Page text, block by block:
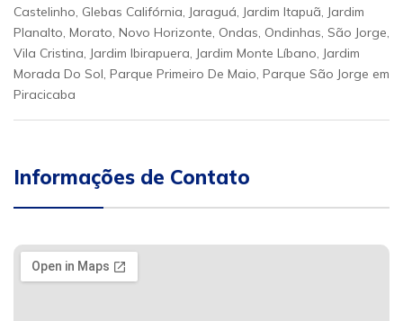
Castelinho, Glebas Califórnia, Jaraguá, Jardim Itapuã, Jardim
Planalto, Morato, Novo Horizonte, Ondas, Ondinhas, São Jorge,
Vila Cristina, Jardim Ibirapuera, Jardim Monte Líbano, Jardim
Morada Do Sol, Parque Primeiro De Maio, Parque São Jorge em
Piracicaba
Informações de Contato